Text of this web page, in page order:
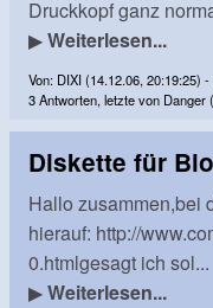
Druckkopf ganz
▶Weiterlesen...
Von: DIXI (14.12.06, 20:19:25)
3 Antworten, letzte von Danger
Diskette für
Hallo zusammen,bei
hierauf: http://
0.htmlgesagt ich sol...
▶Weiterlesen...